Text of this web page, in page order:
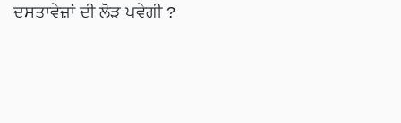
ਦਸਤਾਵੇਜ਼ਾਂ ਦੀ ਲੋੜ ਪਵੇਗੀ ?